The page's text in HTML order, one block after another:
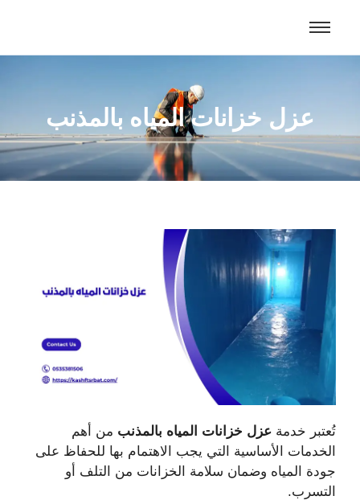
عزل خزانات المياه بالمذنب
تُعتبر خدمة عزل خزانات المياه بالمذنب من أهم
الخدمات الأساسية التي يجب الاهتمام بها للحفاظ على
جودة المياه وضمان سلامة الخزانات من التلف أو
التسرب.